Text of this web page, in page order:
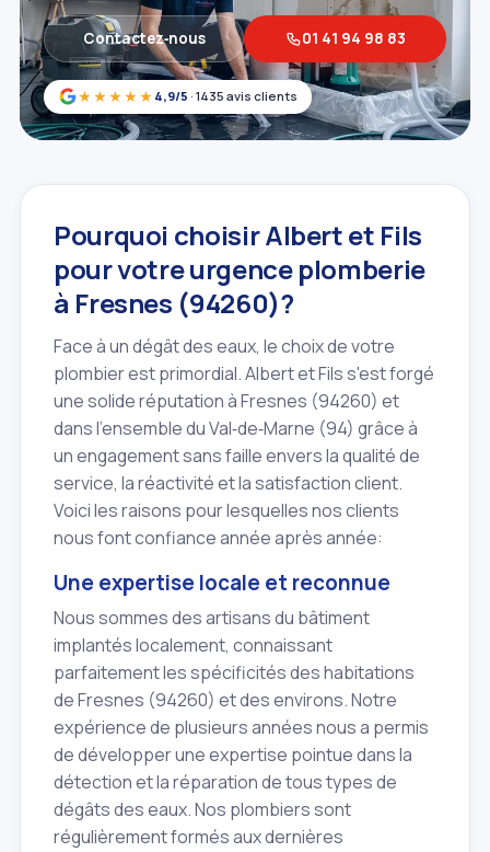
★★★★★ 4,9/5 · 1435 avis clients
Contactez‑nous 01 41 94 98 83
Pourquoi choisir Albert et Fils
pour votre urgence plomberie
à Fresnes (94260)?
Face à un dégât des eaux, le choix de votre
plombier est primordial. Albert et Fils s'est forgé
une solide réputation à Fresnes (94260) et
dans l'ensemble du Val‑de‑Marne (94) grâce à
un engagement sans faille envers la qualité de
service, la réactivité et la satisfaction client.
Voici les raisons pour lesquelles nos clients
nous font confiance année après année:
Une expertise locale et reconnue
Nous sommes des artisans du bâtiment
implantés localement, connaissant
parfaitement les spécificités des habitations
de Fresnes (94260) et des environs. Notre
expérience de plusieurs années nous a permis
de développer une expertise pointue dans la
détection et la réparation de tous types de
dégâts des eaux. Nos plombiers sont
régulièrement formés aux dernières